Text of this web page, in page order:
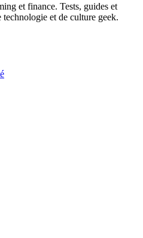
et finance. Tests, guides et
technologie et de culture geek.